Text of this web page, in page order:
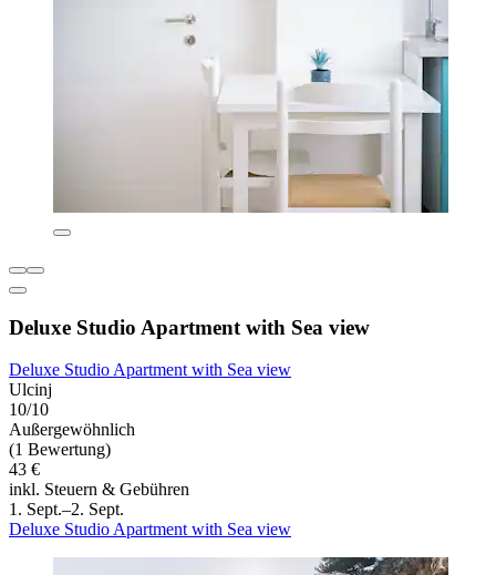
Deluxe Studio Apartment with Sea view
Deluxe Studio Apartment with Sea view
Ulcinj
10/10
Außergewöhnlich
(1 Bewertung)
43 €
inkl. Steuern & Gebühren
1. Sept.–2. Sept.
Deluxe Studio Apartment with Sea view